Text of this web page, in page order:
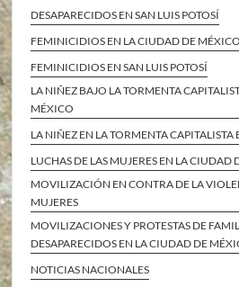
DESAPARECIDOS EN SAN LUIS POTOSÍ
FEMINICIDIOS EN LA CIUDAD DE MÉXICO
FEMINICIDIOS EN SAN LUIS POTOSÍ
LA NIÑEZ BAJO LA TORMENTA
MÉXICO
LA NIÑEZ EN LA TORMENTA CAPITALISTA
LUCHAS DE LAS MUJERES EN LA CIUDAD
MOVILIZACIÓN EN CONTRA DE LA
MUJERES
MOVILIZACIONES Y PROTESTAS DE
DESAPARECIDOS EN LA CIUDAD DE
NOTICIAS NACIONALES